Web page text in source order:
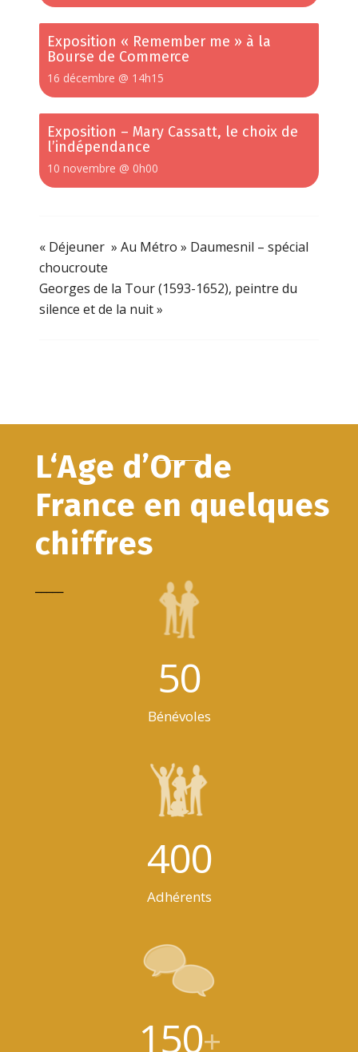
Exposition « Remember me » à la
Bourse de Commerce
16 décembre @ 14h15
Exposition – Mary Cassatt, le choix de
l’indépendance
10 novembre @ 0h00
«Déjeuner » Au Métro » Daumesnil – spécial
choucroute
Georges de la Tour (1593-1652), peintre du
silence et de la nuit»
L‘Age d’Or de
France en quelques
chiffres
50
Bénévoles
400
Adhérents
150+